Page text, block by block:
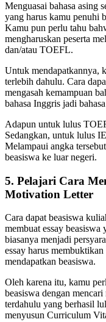
Menguasai bahasa asing
yang harus kamu penuhi
Kamu pun perlu tahu
mengharuskan peserta
dan/atau TOEFL.
Untuk mendapatkannya,
terlebih dahulu. Cara
mengasah kemampuan
bahasa Inggris jadi
Adapun untuk lulus
Sedangkan, untuk lulus
Melampaui angka
beasiswa ke luar negeri.
5. Pelajari Cara
Motivation Letter
Cara dapat beasiswa
membuat essay beasiswa
biasanya menjadi
essay harus
mendapatkan beasiswa.
Oleh karena itu, kamu
beasiswa dengan
terdahulu yang berhasil
menyusun Curriculum